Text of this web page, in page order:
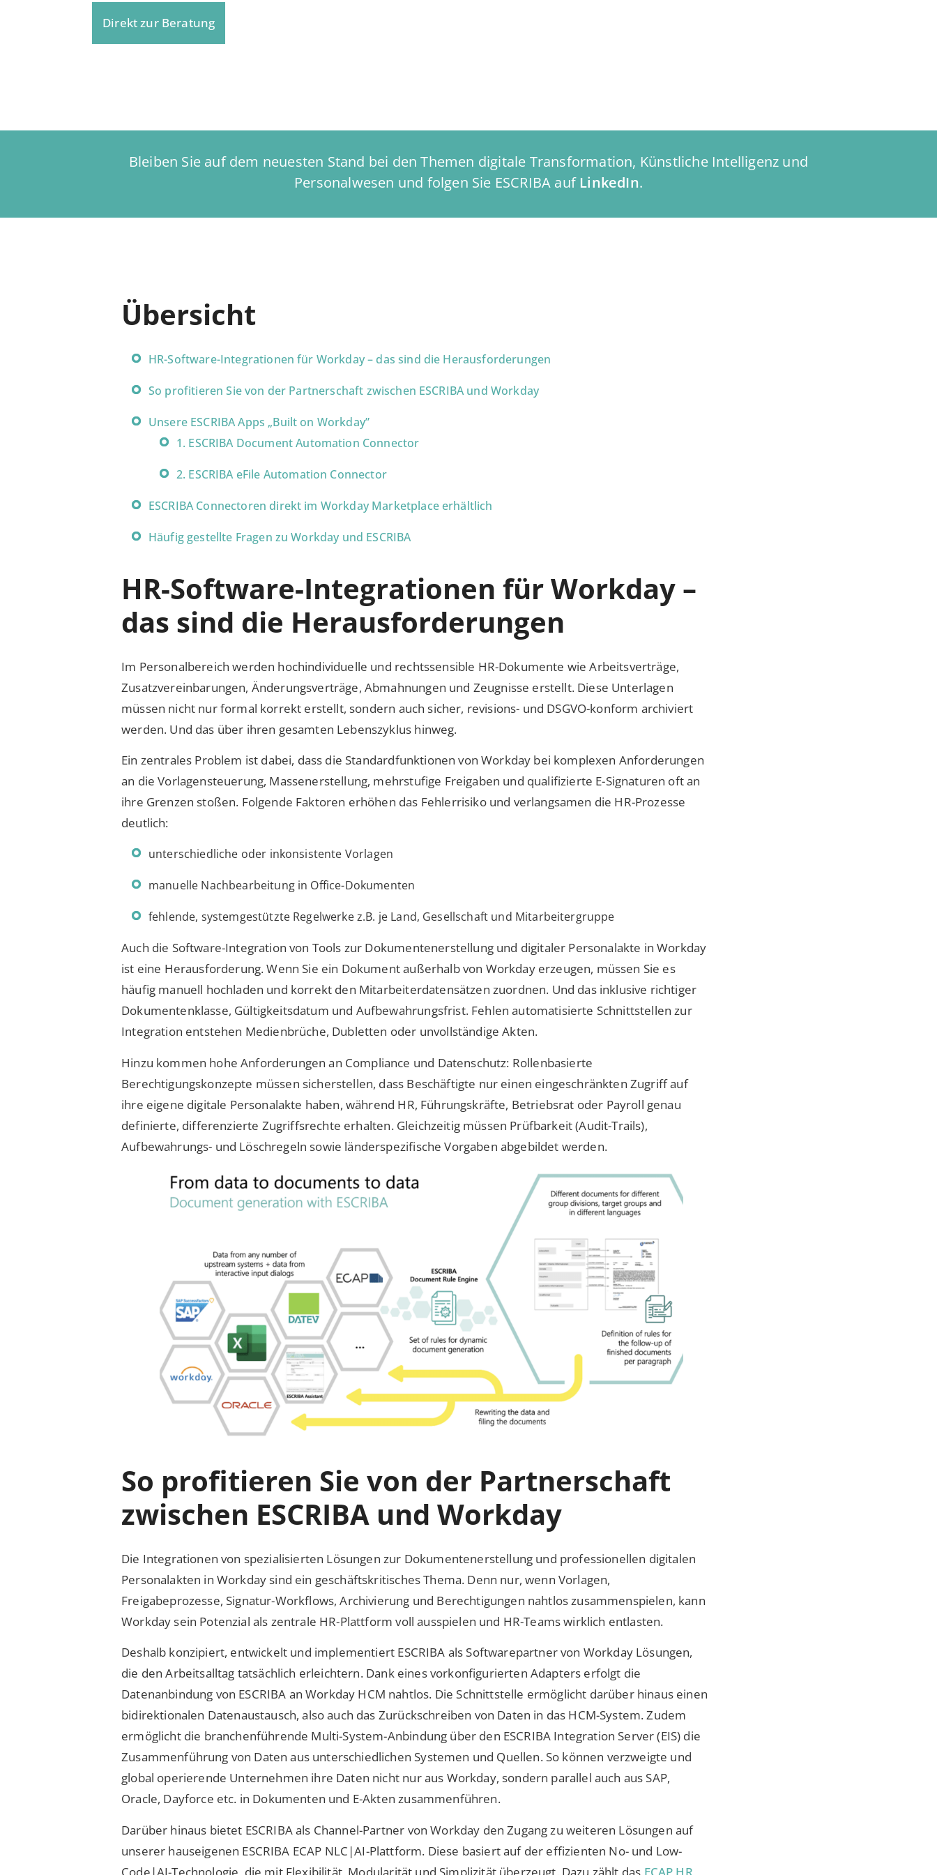
Direkt zur Beratung
Bleiben Sie auf dem neuesten Stand bei den Themen digitale Transformation, Künstliche Intelligenz und
Personalwesen und folgen Sie ESCRIBA auf LinkedIn.
Übersicht
HR-Software-Integrationen für Workday – das sind die Herausforderungen
So profitieren Sie von der Partnerschaft zwischen ESCRIBA und Workday
Unsere ESCRIBA Apps „Built on Workday”
1. ESCRIBA Document Automation Connector
2. ESCRIBA eFile Automation Connector
ESCRIBA Connectoren direkt im Workday Marketplace erhältlich
Häufig gestellte Fragen zu Workday und ESCRIBA
HR-Software-Integrationen für Workday –
das sind die Herausforderungen
Im Personalbereich werden hochindividuelle und rechtssensible HR-Dokumente wie Arbeitsverträge,
Zusatzvereinbarungen, Änderungsverträge, Abmahnungen und Zeugnisse erstellt. Diese Unterlagen
müssen nicht nur formal korrekt erstellt, sondern auch sicher, revisions- und DSGVO-konform archiviert
werden. Und das über ihren gesamten Lebenszyklus hinweg.
Ein zentrales Problem ist dabei, dass die Standardfunktionen von Workday bei komplexen Anforderungen
an die Vorlagensteuerung, Massenerstellung, mehrstufige Freigaben und qualifizierte E-Signaturen oft an
ihre Grenzen stoßen. Folgende Faktoren erhöhen das Fehlerrisiko und verlangsamen die HR-Prozesse
deutlich:
unterschiedliche oder inkonsistente Vorlagen
manuelle Nachbearbeitung in Office-Dokumenten
fehlende, systemgestützte Regelwerke z.B. je Land, Gesellschaft und Mitarbeitergruppe
Auch die Software-Integration von Tools zur Dokumentenerstellung und digitaler Personalakte in Workday
ist eine Herausforderung. Wenn Sie ein Dokument außerhalb von Workday erzeugen, müssen Sie es
häufig manuell hochladen und korrekt den Mitarbeiterdatensätzen zuordnen. Und das inklusive richtiger
Dokumentenklasse, Gültigkeitsdatum und Aufbewahrungsfrist. Fehlen automatisierte Schnittstellen zur
Integration entstehen Medienbrüche, Dubletten oder unvollständige Akten.
Hinzu kommen hohe Anforderungen an Compliance und Datenschutz: Rollenbasierte
Berechtigungskonzepte müssen sicherstellen, dass Beschäftigte nur einen eingeschränkten Zugriff auf
ihre eigene digitale Personalakte haben, während HR, Führungskräfte, Betriebsrat oder Payroll genau
definierte, differenzierte Zugriffsrechte erhalten. Gleichzeitig müssen Prüfbarkeit (Audit-Trails),
Aufbewahrungs- und Löschregeln sowie länderspezifische Vorgaben abgebildet werden.
So profitieren Sie von der Partnerschaft
zwischen ESCRIBA und Workday
Die Integrationen von spezialisierten Lösungen zur Dokumentenerstellung und professionellen digitalen
Personalakten in Workday sind ein geschäftskritisches Thema. Denn nur, wenn Vorlagen,
Freigabeprozesse, Signatur-Workflows, Archivierung und Berechtigungen nahtlos zusammenspielen, kann
Workday sein Potenzial als zentrale HR-Plattform voll ausspielen und HR-Teams wirklich entlasten.
Deshalb konzipiert, entwickelt und implementiert ESCRIBA als Softwarepartner von Workday Lösungen,
die den Arbeitsalltag tatsächlich erleichtern. Dank eines vorkonfigurierten Adapters erfolgt die
Datenanbindung von ESCRIBA an Workday HCM nahtlos. Die Schnittstelle ermöglicht darüber hinaus einen
bidirektionalen Datenaustausch, also auch das Zurückschreiben von Daten in das HCM-System. Zudem
ermöglicht die branchenführende Multi-System-Anbindung über den ESCRIBA Integration Server (EIS) die
Zusammenführung von Daten aus unterschiedlichen Systemen und Quellen. So können verzweigte und
global operierende Unternehmen ihre Daten nicht nur aus Workday, sondern parallel auch aus SAP,
Oracle, Dayforce etc. in Dokumenten und E-Akten zusammenführen.
Darüber hinaus bietet ESCRIBA als Channel-Partner von Workday den Zugang zu weiteren Lösungen auf
unserer hauseigenen ESCRIBA ECAP NLC|AI-Plattform. Diese basiert auf der effizienten No- und Low-
Code|AI-Technologie, die mit Flexibilität, Modularität und Simplizität überzeugt. Dazu zählt das ECAP HR